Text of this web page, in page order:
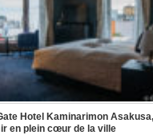
Hotel Kaminarimon
en plein cœur de la ville